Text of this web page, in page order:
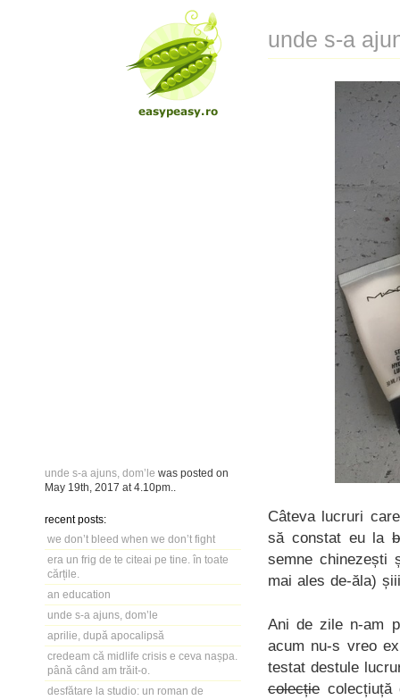
unde s-a ajuns, dom’le was posted on
May 19th, 2017 at 4.10pm
recent posts:
we don’t bleed when we don’t fight
era un frig de te citeai pe tine. în toate
cărțile.
an education
unde s-a ajuns, dom’le
aprilie, după apocalipsă
credeam că midlife crisis e ceva nașpa.
până când am trăit-o.
desfătare la studio: un roman de
unde s-a
Câteva lucruri
să constat eu la
semne chinezești
mai ales de-ăla)
Ani de zile n-am
acum nu-s vreo
testat destule
colecție